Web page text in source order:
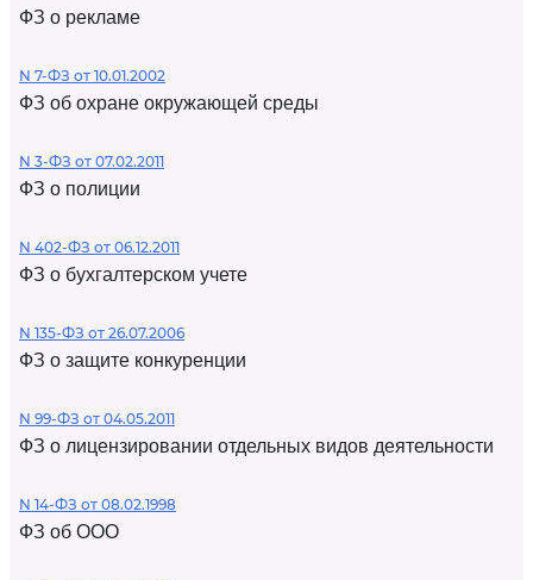
ФЗ о рекламе
N 7-ФЗ от 10.01.2002
ФЗ об охране окружающей среды
N 3-ФЗ от 07.02.2011
ФЗ о полиции
N 402-ФЗ от 06.12.2011
ФЗ о бухгалтерском учете
N 135-ФЗ от 26.07.2006
ФЗ о защите конкуренции
N 99-ФЗ от 04.05.2011
ФЗ о лицензировании отдельных видов деятельности
N 14-ФЗ от 08.02.1998
ФЗ об ООО